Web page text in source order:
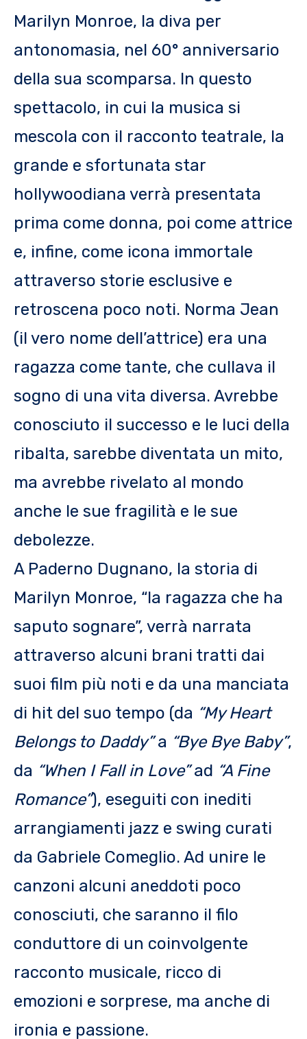
Marilyn Monroe, la diva per
antonomasia, nel 60° anniversario
della sua scomparsa. In questo
spettacolo, in cui la musica si
mescola con il racconto teatrale, la
grande e sfortunata star
hollywoodiana verrà presentata
prima come donna, poi come attrice
e, infine, come icona immortale
attraverso storie esclusive e
retroscena poco noti. Norma Jean
(il vero nome dell’attrice) era una
ragazza come tante, che cullava il
sogno di una vita diversa. Avrebbe
conosciuto il successo e le luci della
ribalta, sarebbe diventata un mito,
ma avrebbe rivelato al mondo
anche le sue fragilità e le sue
debolezze.
A Paderno Dugnano, la storia di
Marilyn Monroe, “la ragazza che ha
saputo sognare”, verrà narrata
attraverso alcuni brani tratti dai
suoi film più noti e da una manciata
di hit del suo tempo (da “My Heart
Belongs to Daddy”a “Bye Bye Baby”,
da “When I Fall in Love”ad “A Fine
Romance”), eseguiti con inediti
arrangiamenti jazz e swing curati
da Gabriele Comeglio. Ad unire le
canzoni alcuni aneddoti poco
conosciuti, che saranno il filo
conduttore di un coinvolgente
racconto musicale, ricco di
emozioni e sorprese, ma anche di
ironia e passione.